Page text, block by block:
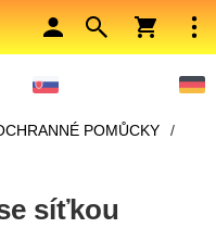
POMŮCKY
/
síťkou